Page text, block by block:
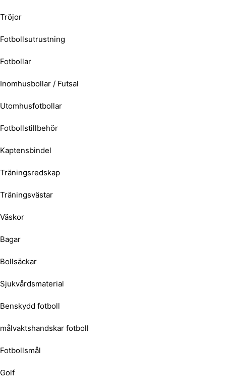
Tröjor
Fotbollsutrustning
Fotbollar
Inomhusbollar / Futsal
Utomhusfotbollar
Fotbollstillbehör
Kaptensbindel
Träningsredskap
Träningsvästar
Väskor
Bagar
Bollsäckar
Sjukvårdsmaterial
Benskydd fotboll
målvaktshandskar fotboll
Fotbollsmål
Golf